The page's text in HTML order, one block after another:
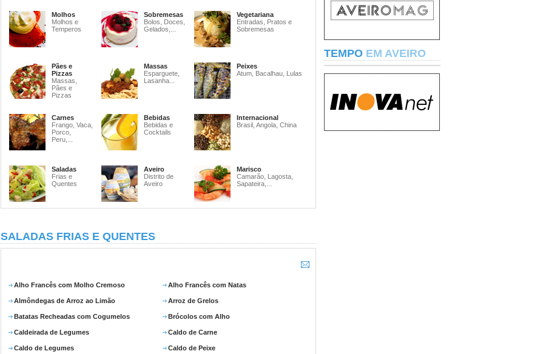
Molhos
Molhos e
Temperos
Sobremesas
Bolos, Doces,
Gelados,...
Vegetariana
Entradas, Pratos e
Sobremesas
Pães e
Pizzas
Massas,
Pães e
Pizzas
Massas
Esparguete,
Lasanha...
Peixes
Atum, Bacalhau, Lulas
Carnes
Frango, Vaca,
Porco,
Peru,...
Bebidas
Bebidas e
Cocktails
Internacional
Brasil, Angola, China
Saladas
Frias e
Quentes
Aveiro
Distrito de
Aveiro
Marisco
Camarão, Lagosta,
Sapateira,...
SALADAS FRIAS E QUENTES
Alho Francês com Molho Cremoso Alho Francês com Natas
Almôndegas de Arroz ao Limão Arroz de Grelos
Batatas Recheadas com Cogumelos Brócolos com Alho
Caldeirada de Legumes Caldo de Carne
Caldo de Legumes Caldo de Peixe
TEMPO EM AVEIRO